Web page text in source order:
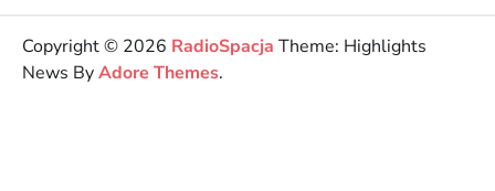
Copyright © 2026 RadioSpacja Theme: Highlights
News ByAdore Themes.